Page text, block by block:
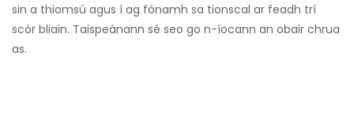
sin a thiomsú agus í ag fónamh sa tionscal ar feadh trí
scór bliain. Taispeánann sé seo go n-íocann an obair chrua
as.